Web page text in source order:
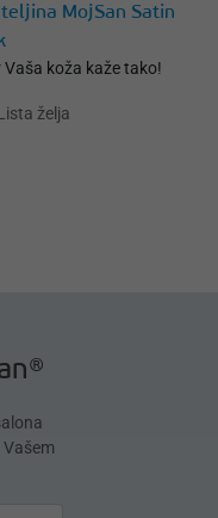
MojSan Satin
Vaša koža kaže tako!
želja